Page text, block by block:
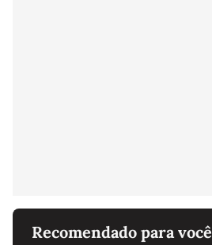
Recomendado para você